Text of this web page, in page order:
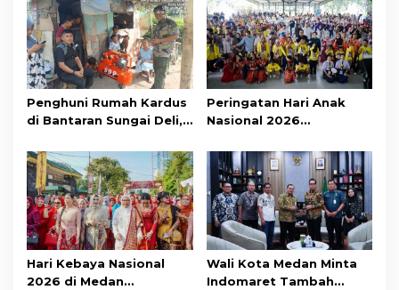
Penghuni Rumah Kardus
di Bantaran Sungai Deli,
Medan Marelan
Peringatan Hari Anak
Nasional 2026
Hari Kebaya Nasional
2026 di Medan
Wali Kota Medan Minta
Indomaret Tambah